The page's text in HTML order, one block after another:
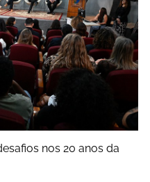
nos 20 anos da